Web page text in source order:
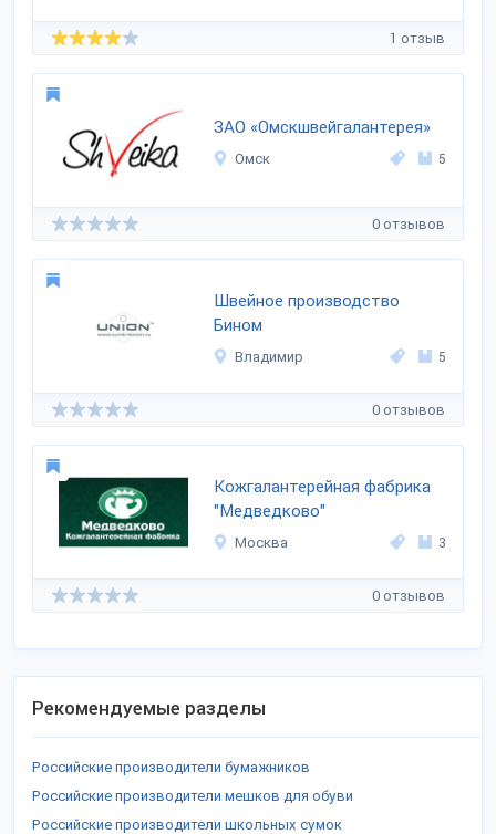
1 отзыв
ЗАО «Омскшвейгалантерея»
Омск 5
0 отзывов
Швейное производство
Бином
Владимир 5
0 отзывов
Кожгалантерейная фабрика
"Медведково"
Москва 3
0 отзывов
Рекомендуемые разделы
Российские производители бумажников
Российские производители мешков для обуви
Российские производители школьных сумок